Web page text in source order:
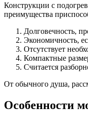
Конструкции с
преимущества
Долговечность,
Экономичность,
Отсутствует
Компактные
Считается
От обычного душа,
Особенности